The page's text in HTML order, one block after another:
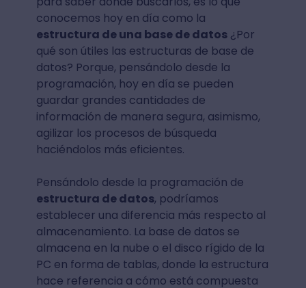
conocemos hoy en día como la
estructura de una base de datos¿Por
qué son útiles las estructuras de base de
datos? Porque, pensándolo desde la
programación, hoy en día se pueden
guardar grandes cantidades de
información de manera segura, asimismo,
agilizar los procesos de búsqueda
haciéndolos más eficientes.
Pensándolo desde la programación de
estructura de datos, podríamos
establecer una diferencia más respecto al
almacenamiento. La base de datos se
almacena en la nube o el disco rígido de la
PC en forma de tablas, donde la estructura
hace referencia a cómo está compuesta